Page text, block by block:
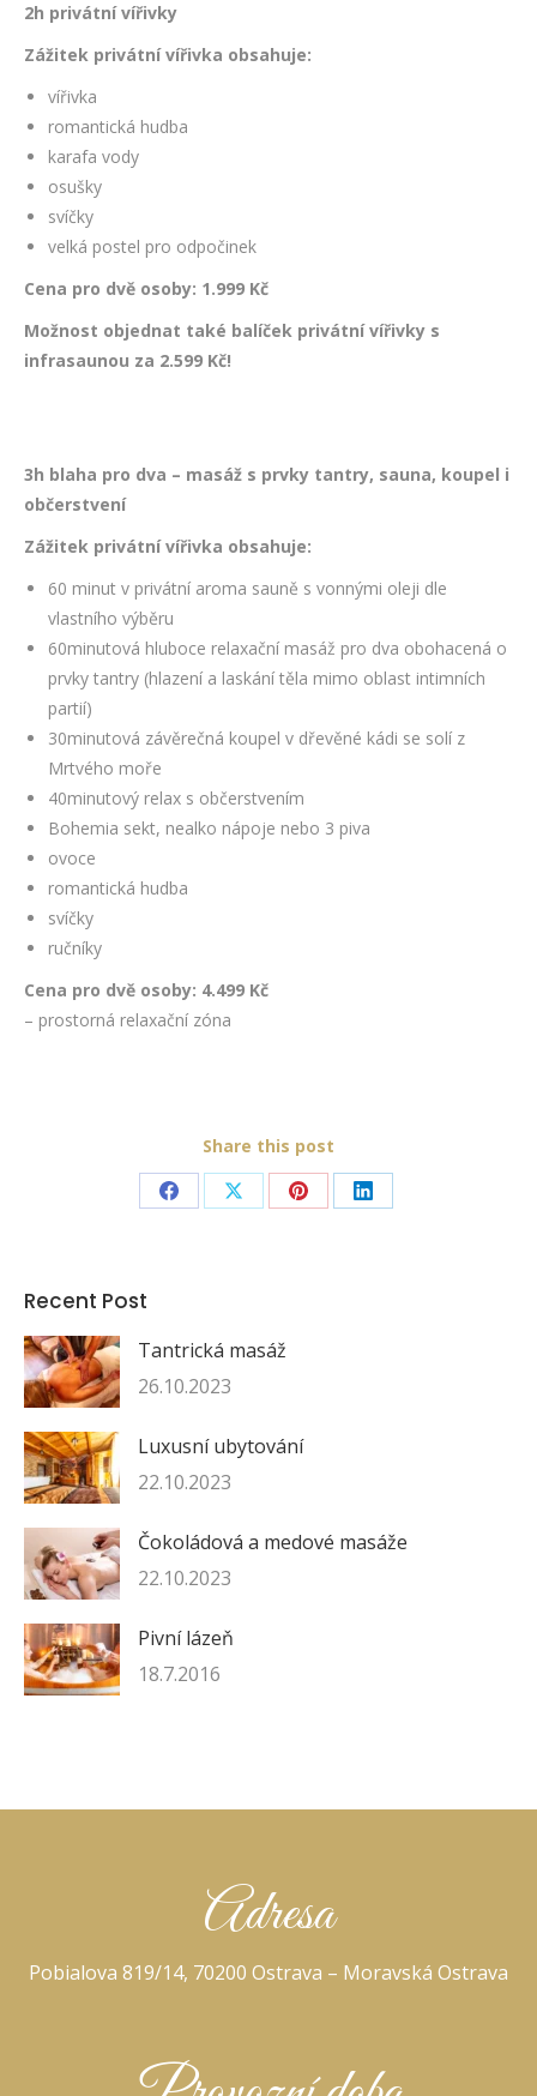
2h privátní vířivky
Zážitek privátní vířivka obsahuje:
vířivka
romantická hudba
karafa vody
osušky
svíčky
velká postel pro odpočinek
Cena pro dvě osoby: 1.999 Kč
Možnost objednat také balíček privátní vířivky s
infrasaunou za 2.599 Kč!
3h blaha pro dva – masáž s prvky tantry, sauna, koupel i
občerstvení
Zážitek privátní vířivka obsahuje:
60 minut v privátní aroma sauně s vonnými oleji dle
vlastního výběru
60minutová hluboce relaxační masáž pro dva obohacená o
prvky tantry (hlazení a laskání těla mimo oblast intimních
partií)
30minutová závěrečná koupel v dřevěné kádi se solí z
Mrtvého moře
40minutový relax s občerstvením
Bohemia sekt, nealko nápoje nebo 3 piva
ovoce
romantická hudba
svíčky
ručníky
Cena pro dvě osoby: 4.499 Kč
– prostorná relaxační zóna
Share this post
Share Share Share Share
Recent Post
Tantrická masáž
26.10.2023
Luxusní ubytování
22.10.2023
Čokoládová a medové masáže
22.10.2023
Pivní lázeň
18.7.2016
Adresa
Pobialova 819/14, 70200 Ostrava – Moravská Ostrava